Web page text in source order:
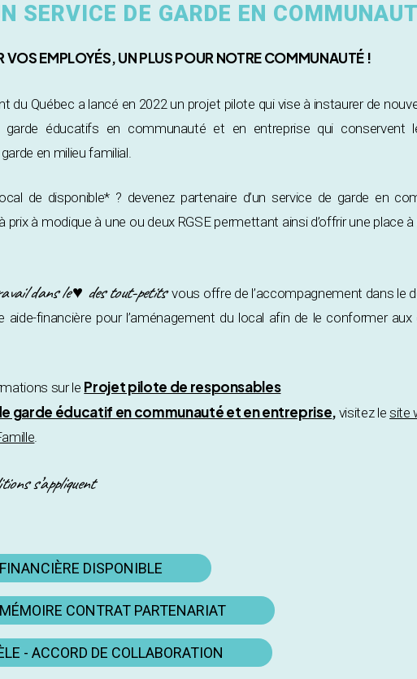
SERVICE DE GARDE EN
VOS EMPLOYÉS, UN PLUS POUR NOTRE COMMUNAUTÉ !
du Québec a lancé en 2022 un projet pilote qui vise à instaurer de
éducatifs en communauté et en entreprise qui conservent
en milieu familial.
de disponible* ? devenez partenaire d’un service de garde en
prix à modique à une ou deux RGSE permettant ainsi d’offrir une place
dans le ♥ des tout-petitsvous offre de l’accompagnement dans le
aide-financière pour l’aménagement du local afin de le conformer aux
sur le Projet pilote de responsables
garde éducatif en communauté et en entreprise, visitez lesite
.
s’appliquent
DISPONIBLE
CONTRAT PARTENARIAT
- ACCORD DE COLLABORATION